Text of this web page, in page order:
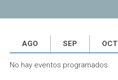
AGO SEP OCT
No hay eventos programados.